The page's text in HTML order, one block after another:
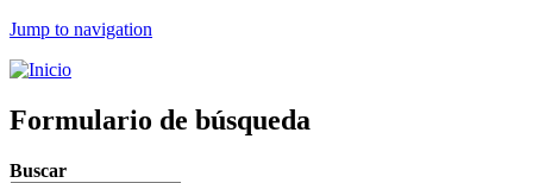
Jump to navigation
Formulario de búsqueda
Buscar